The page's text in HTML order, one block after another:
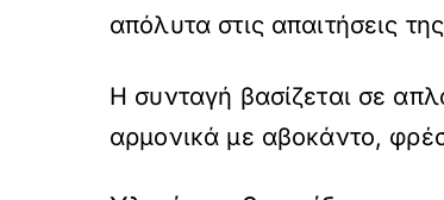
απόλυτα στις απαιτήσεις
Η συνταγή βασίζεται σε
αρμονικά με αβοκάντο,